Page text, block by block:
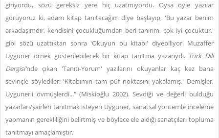
giriyordu, sözü gereksiz yere hiç uzatmıyordu. Oysa öyle yazılar
görüyoruz ki, adam kitap tanıtacağım diye başlayıp, 'Bu yazar benim
arkadaşımdır, kendisini çocukluğumdan beri tanırım, çok iyi çocuktur.'
gibi sözü uzattıktan sonra 'Okuyun bu kitabı' diyebiliyor. Muzaffer
Uyguner örnek gösterilebilecek bir kitap tanıtma yazarıydı. Türk Dili
Dergisi'nde çıkan 'Tanıtı-Yorum' yazılarını okuyanlar kaç kez bana
sevinçle söylediler: 'Kitabımın tam püf noktasını yakalamış.' Demişler,
Uyguner'i övmüşlerdi..." (Miskioğlu 2002). Sevdiği ve değerli bulduğu
yazarları/şairleri tanıtmak isteyen Uyguner, sanatsal yöntemle inceleme
yapmanın gerekliliğini belirtmiş ve böylece ele aldığı sanatçıları topluma
tanıtmayı amaçlamıştır.